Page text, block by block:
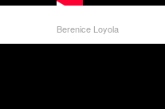
Berenice Loyola